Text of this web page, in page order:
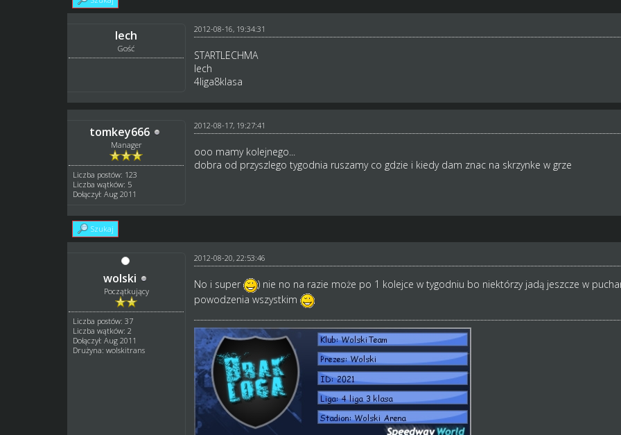
lech
Gość
2012-08-16, 19:34:31
STARTLECHMA
lech
4liga8klasa
tomkey666
Manager
Liczba postów: 123
Liczba wątków: 5
Dołączył: Aug 2011
2012-08-17, 19:27:41
ooo mamy kolejnego...
dobra od przyszlego tygodnia ruszamy co gdzie i kiedy dam znac na skrzynke w grze
Szukaj
wolski
Początkujący
Liczba postów: 37
Liczba wątków: 2
Dołączył: Aug 2011
Drużyna: wolskitrans
2012-08-20, 22:53:46
No i super
) nie no na razie może po 1 kolejce w tygodniu bo niektórzy jadą jeszcze w
powodzenia wszystkim